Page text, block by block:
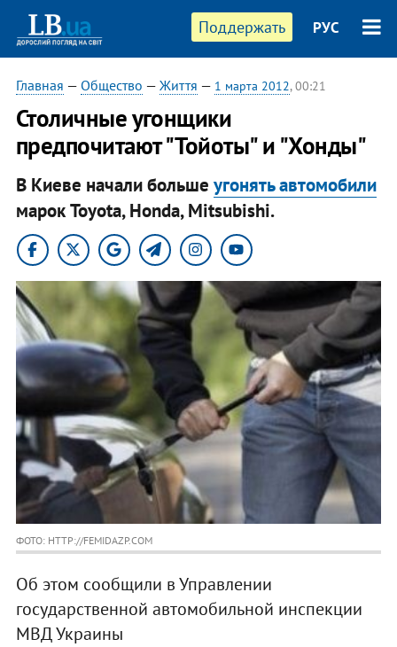
Поддержать РУС
Главная — Общество — Життя — 1 марта 2012, 00:21
Столичные угонщики
предпочитают "Тойоты" и "Хонды"
В Киеве начали больше угонять автомобили
марок Toyota, Honda, Mitsubishi.
ФОТО: HTTP://FEMIDAZP.COM
Об этом сообщили в Управлении
государственной автомобильной инспекции
МВД Украины